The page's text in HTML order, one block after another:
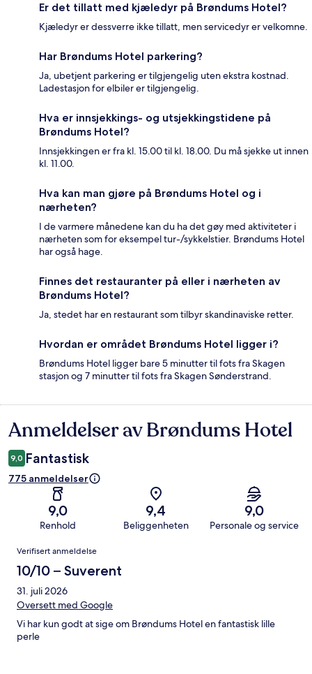
Er det tillatt med kjæledyr på Brøndums Hotel?
Kjæledyr er dessverre ikke tillatt, men servicedyr er velkomne.
Har Brøndums Hotel parkering?
Ja, ubetjent parkering er tilgjengelig uten ekstra kostnad.
Ladestasjon for elbiler er tilgjengelig.
Hva er innsjekkings- og utsjekkingstidene på
Brøndums Hotel?
Innsjekkingen er fra kl. 15.00 til kl. 18.00. Du må sjekke ut innen
kl. 11.00.
Hva kan man gjøre på Brøndums Hotel og i
nærheten?
I de varmere månedene kan du ha det gøy med aktiviteter i
nærheten som for eksempel tur-/sykkelstier. Brøndums Hotel
har også hage.
Finnes det restauranter på eller i nærheten av
Brøndums Hotel?
Ja, stedet har en restaurant som tilbyr skandinaviske retter.
Hvordan er området Brøndums Hotel ligger i?
Brøndums Hotel ligger bare 5 minutter til fots fra Skagen
stasjon og 7 minutter til fots fra Skagen Sønderstrand.
Anmeldelser
Anmeldelser av Brøndums Hotel
9,0 Fantastisk
775 anmeldelser
9,0
Renhold
9,4
Beliggenheten
9,0
Personale og service
Anmeldelser
Verifisert anmeldelse
10/10 – Suverent
31. juli 2026
Oversett med Google
Vi har kun godt at sige om Brøndums Hotel en fantastisk lille
perle